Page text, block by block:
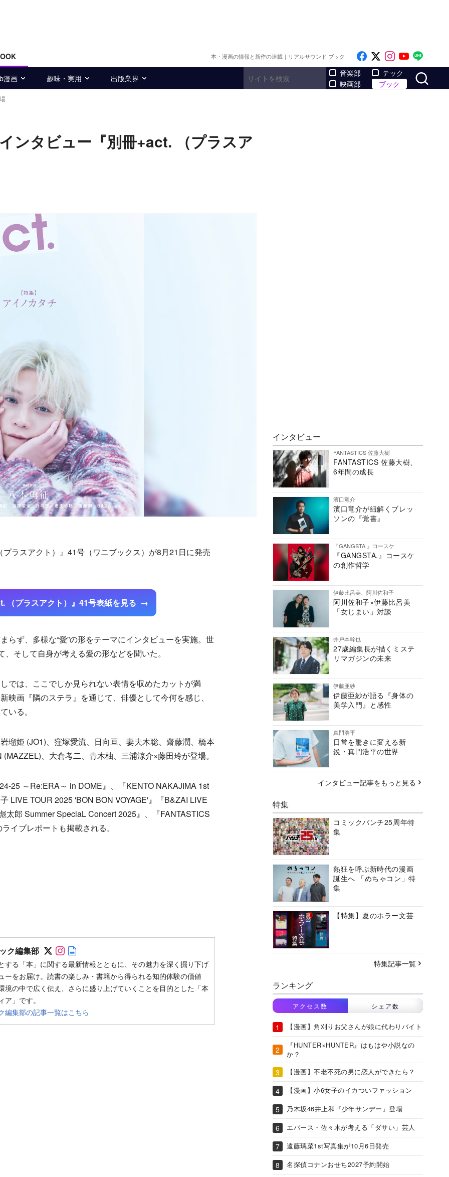
本・漫画の情報と新作の連載｜リアルサウンド ブック Like on Facebook
Follow on x
Follow on
Follow
漫画 趣味・実用 出版業界
音楽部
映画部
テック
ブック
ンタビュー『別冊+act. （プラスア
ラスアクト）』41号（ワニブックス）が8月21日に発売
（プラスアクト）』41号表紙を見る
ず、多様な“愛”の形をテーマにインタビューを実施。世
そして自身が考える愛の形などを聞いた。
は、ここでしか見られない表情を収めたカットが満
映画『隣のステラ』を通じて、俳優として今何を感じ、
いる。
姫 (JO1)、窪塚愛流、日向亘、妻夫木聡、齋藤潤、橋本
、大倉考二、青木柚、三浦涼介×藤田玲が登場。
25 ～Re:ERA～ in DOME』、『KENTO NAKAJIMA 1st
LIVE TOUR 2025 'BON BON VOYAGE'』『B&ZAI LIVE
太郎 Summer SpeciaL Concert 2025』、『FANTASTICS
イブレポートも掲載される。
ク編集部 Follow on SNS
Follow on SNS
する「本」に関する最新情報とともに、その魅力を深く掘り下げ
ーをお届け。読書の楽しみ・書籍から得られる知的体験の価値
境の中で広く伝え、さらに盛り上げていくことを目的とした「本
」です。
編集部の記事一覧はこちら
インタビュー
FANTASTICS 佐藤大樹
FANTASTICS 佐藤大樹、
6年間の成長
濱口竜介
濱口竜介が紐解くブレッ
ソンの『覚書』
『GANGSTA.』コースケ
『GANGSTA.』コースケ
の創作哲学
伊藤比呂美、阿川佐和子
阿川佐和子×伊藤比呂美
「女じまい」対談
井戸本幹也
27歳編集長が描くミステ
リマガジンの未来
伊藤亜紗
伊藤亜紗が語る『身体の
美学入門』と感性
真門浩平
日常を驚きに変える新
鋭・真門浩平の世界
インタビュー記事をもっと見る
特集
コミックバンチ25周年特
集
熱狂を呼ぶ新時代の漫画
誕生へ 「めちゃコン」特
集
【特集】夏のホラー文芸
特集記事一覧
ランキング
アクセス数 シェア数
【漫画】角刈りお父さんが娘に代わりバイト
『HUNTER×HUNTER』はもはや小説なの
か？
【漫画】不老不死の男に恋人ができたら？
【漫画】小6女子のイカついファッション
乃木坂46井上和『少年サンデー』登場
エバース・佐々木が考える「ダサい」芸人
遠藤璃菜1st写真集が10月6日発売
名探偵コナンおせち2027予約開始